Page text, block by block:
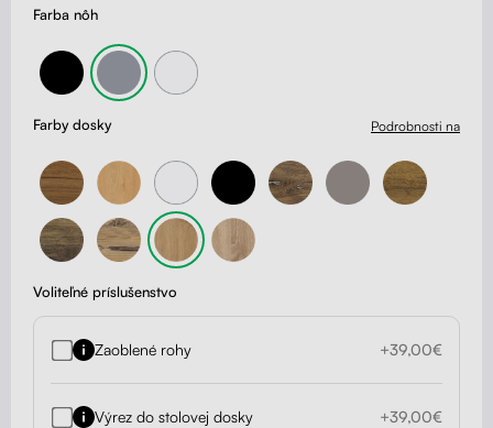
Farba nôh
Farby dosky Podrobnosti na
Voliteľné príslušenstvo
Zaoblené rohy +39,00€
Výrez do stolovej dosky +39,00€